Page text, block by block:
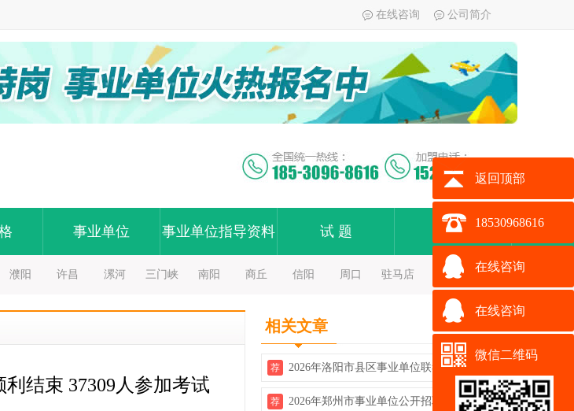
在线咨询 公司简介
事业单位 事业单位指导资料 试 题 加 盟
濮阳 许昌 漯河 三门峡 南阳 商丘 信阳 周口 驻马店
结束 37309人参加考试
相关文章
荐 2026年洛阳市县区事业单位联考招聘笔试准考
证打印入口已开通
荐 2026年郑州市事业单位公开招聘（市级联考）
返回顶部
18530968616
在线咨询
在线咨询
微信二维码